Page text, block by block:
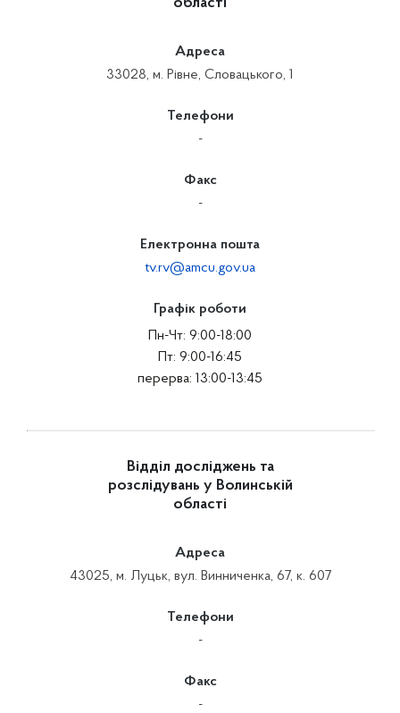
області
Адреса
33028, м. Рівне, Словацького, 1
Телефони
-
Факс
-
Електронна пошта
tv.rv@amcu.gov.ua
Графік роботи
Пн-Чт: 9:00-18:00
Пт: 9:00-16:45
перерва: 13:00-13:45
Відділ досліджень та
розслідувань у Волинській
області
Адреса
43025, м. Луцьк, вул. Винниченка, 67, к. 607
Телефони
-
Факс
-